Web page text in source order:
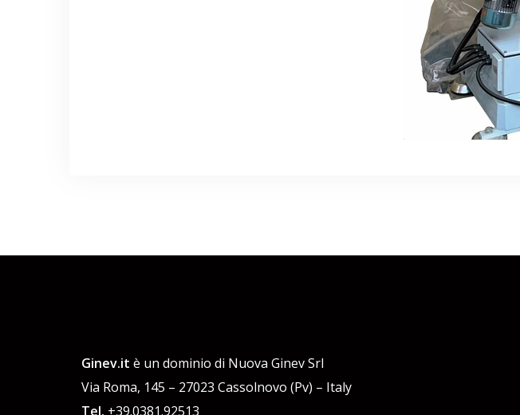
Ginev.it è un dominio di Nuova Ginev Srl
Via Roma, 145 – 27023 Cassolnovo (Pv) – Italy
Tel. +39.0381.92513